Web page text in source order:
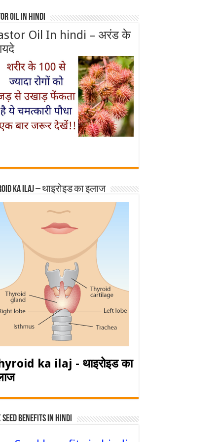
Oil In Hindi
Oil In hindi – अरंड के
ka ilaj – थाइरोइड का इलाज
ka ilaj - थाइरोइड का
Benefits in hindi